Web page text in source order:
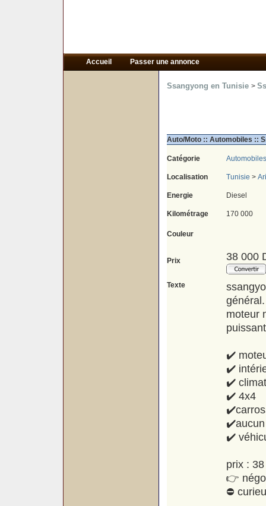
Accueil Passer une annonce
Ssangyong en Tunisie >
Auto/Moto :: Automobiles ::
Catégorie Automobiles
Localisation Tunisie >
Energie Diesel
Kilométrage 170 000
Couleur
Prix 38 000
Texte
général.
moteur
✔️
✔️
✔️
✔️ 4x4
✔️aucun
✔️
prix :
👉
⛔